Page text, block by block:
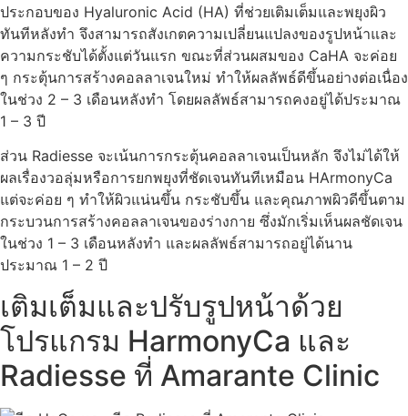
ประกอบของ Hyaluronic Acid (HA) ที่ช่วยเติมเต็มและพยุงผิว
ทันทีหลังทำ จึงสามารถสังเกตความเปลี่ยนแปลงของรูปหน้าและ
ความกระชับได้ตั้งแต่วันแรก ขณะที่ส่วนผสมของ CaHA จะค่อย
ๆ กระตุ้นการสร้างคอลลาเจนใหม่ ทำให้ผลลัพธ์ดีขึ้นอย่างต่อเนื่อง
ในช่วง 2 – 3 เดือนหลังทำ โดยผลลัพธ์สามารถคงอยู่ได้ประมาณ
1 – 3 ปี
ส่วน Radiesse จะเน้นการกระตุ้นคอลลาเจนเป็นหลัก จึงไม่ได้ให้
ผลเรื่องวอลุ่มหรือการยกพยุงที่ชัดเจนทันทีเหมือน HArmonyCa
แต่จะค่อย ๆ ทำให้ผิวแน่นขึ้น กระชับขึ้น และคุณภาพผิวดีขึ้นตาม
กระบวนการสร้างคอลลาเจนของร่างกาย ซึ่งมักเริ่มเห็นผลชัดเจน
ในช่วง 1 – 3 เดือนหลังทำ และผลลัพธ์สามารถอยู่ได้นาน
ประมาณ 1 – 2 ปี
เติมเต็มและปรับรูปหน้าด้วย
โปรแกรม HarmonyCa และ
Radiesse ที่ Amarante Clinic